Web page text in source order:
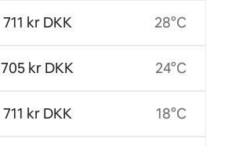
711 kr DKK
705 kr DKK
711 kr DKK
28°C
24°C
18°C